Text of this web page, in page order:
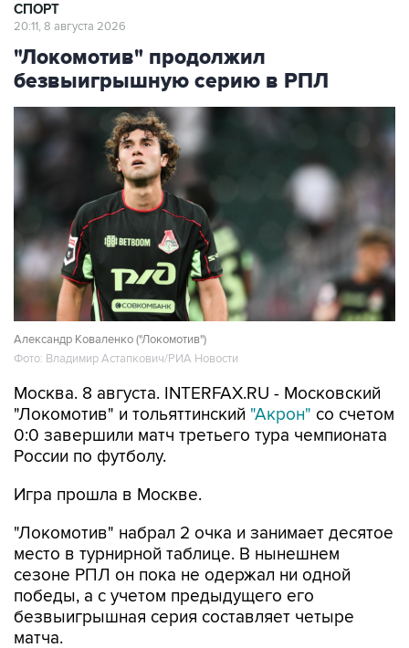
СПОРТ
20:11, 8 августа 2026
"Локомотив" продолжил
безвыигрышную серию в РПЛ
Александр Коваленко ("Локомотив")
Фото: Владимир Астапкович/РИА Новости
Москва. 8 августа. INTERFAX.RU - Московский
"Локомотив" и тольяттинский "Акрон" со счетом
0:0 завершили матч третьего тура чемпионата
России по футболу.
Игра прошла в Москве.
"Локомотив" набрал 2 очка и занимает десятое
место в турнирной таблице. В нынешнем
сезоне РПЛ он пока не одержал ни одной
победы, а с учетом предыдущего его
безвыигрышная серия составляет четыре
матча.